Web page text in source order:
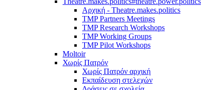
Αρχική - Theatre.makes.politics
TMP Partners Meetings
TMP Research Workshops
TMP Working Groups
TMP Pilot Workshops
Moltoir
Χωρίς Πατρόν
Χωρίς Πατρόν αρχική
Εκπαίδευση στελεχών